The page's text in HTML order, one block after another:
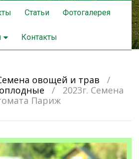
Статьи Фотогалерея
Контакты
овощей и трав
/
/
2023г. Семена
Париж